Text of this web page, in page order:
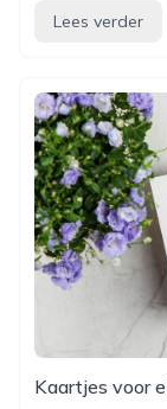
Lees verder
Kaartjes voor